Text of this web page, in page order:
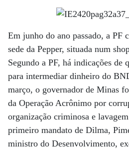
Em junho do ano passado, a PF
sede da Pepper, situada num
Segundo a PF, há indicações de
para intermediar dinheiro do
março, o governador de Minas
da Operação Acrônimo por
organização criminosa e
primeiro mandato de Dilma,
ministro do Desenvolvimento,